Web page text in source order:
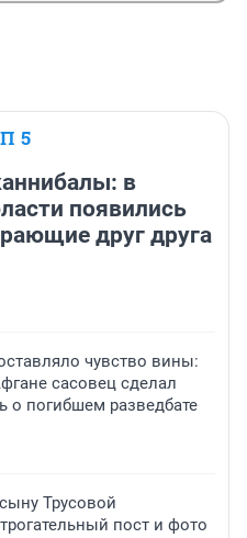
5
в
появились
друг друга
чувство вины:
сасовец сделал
о погибшем разведбате
Трусовой
пост и фото